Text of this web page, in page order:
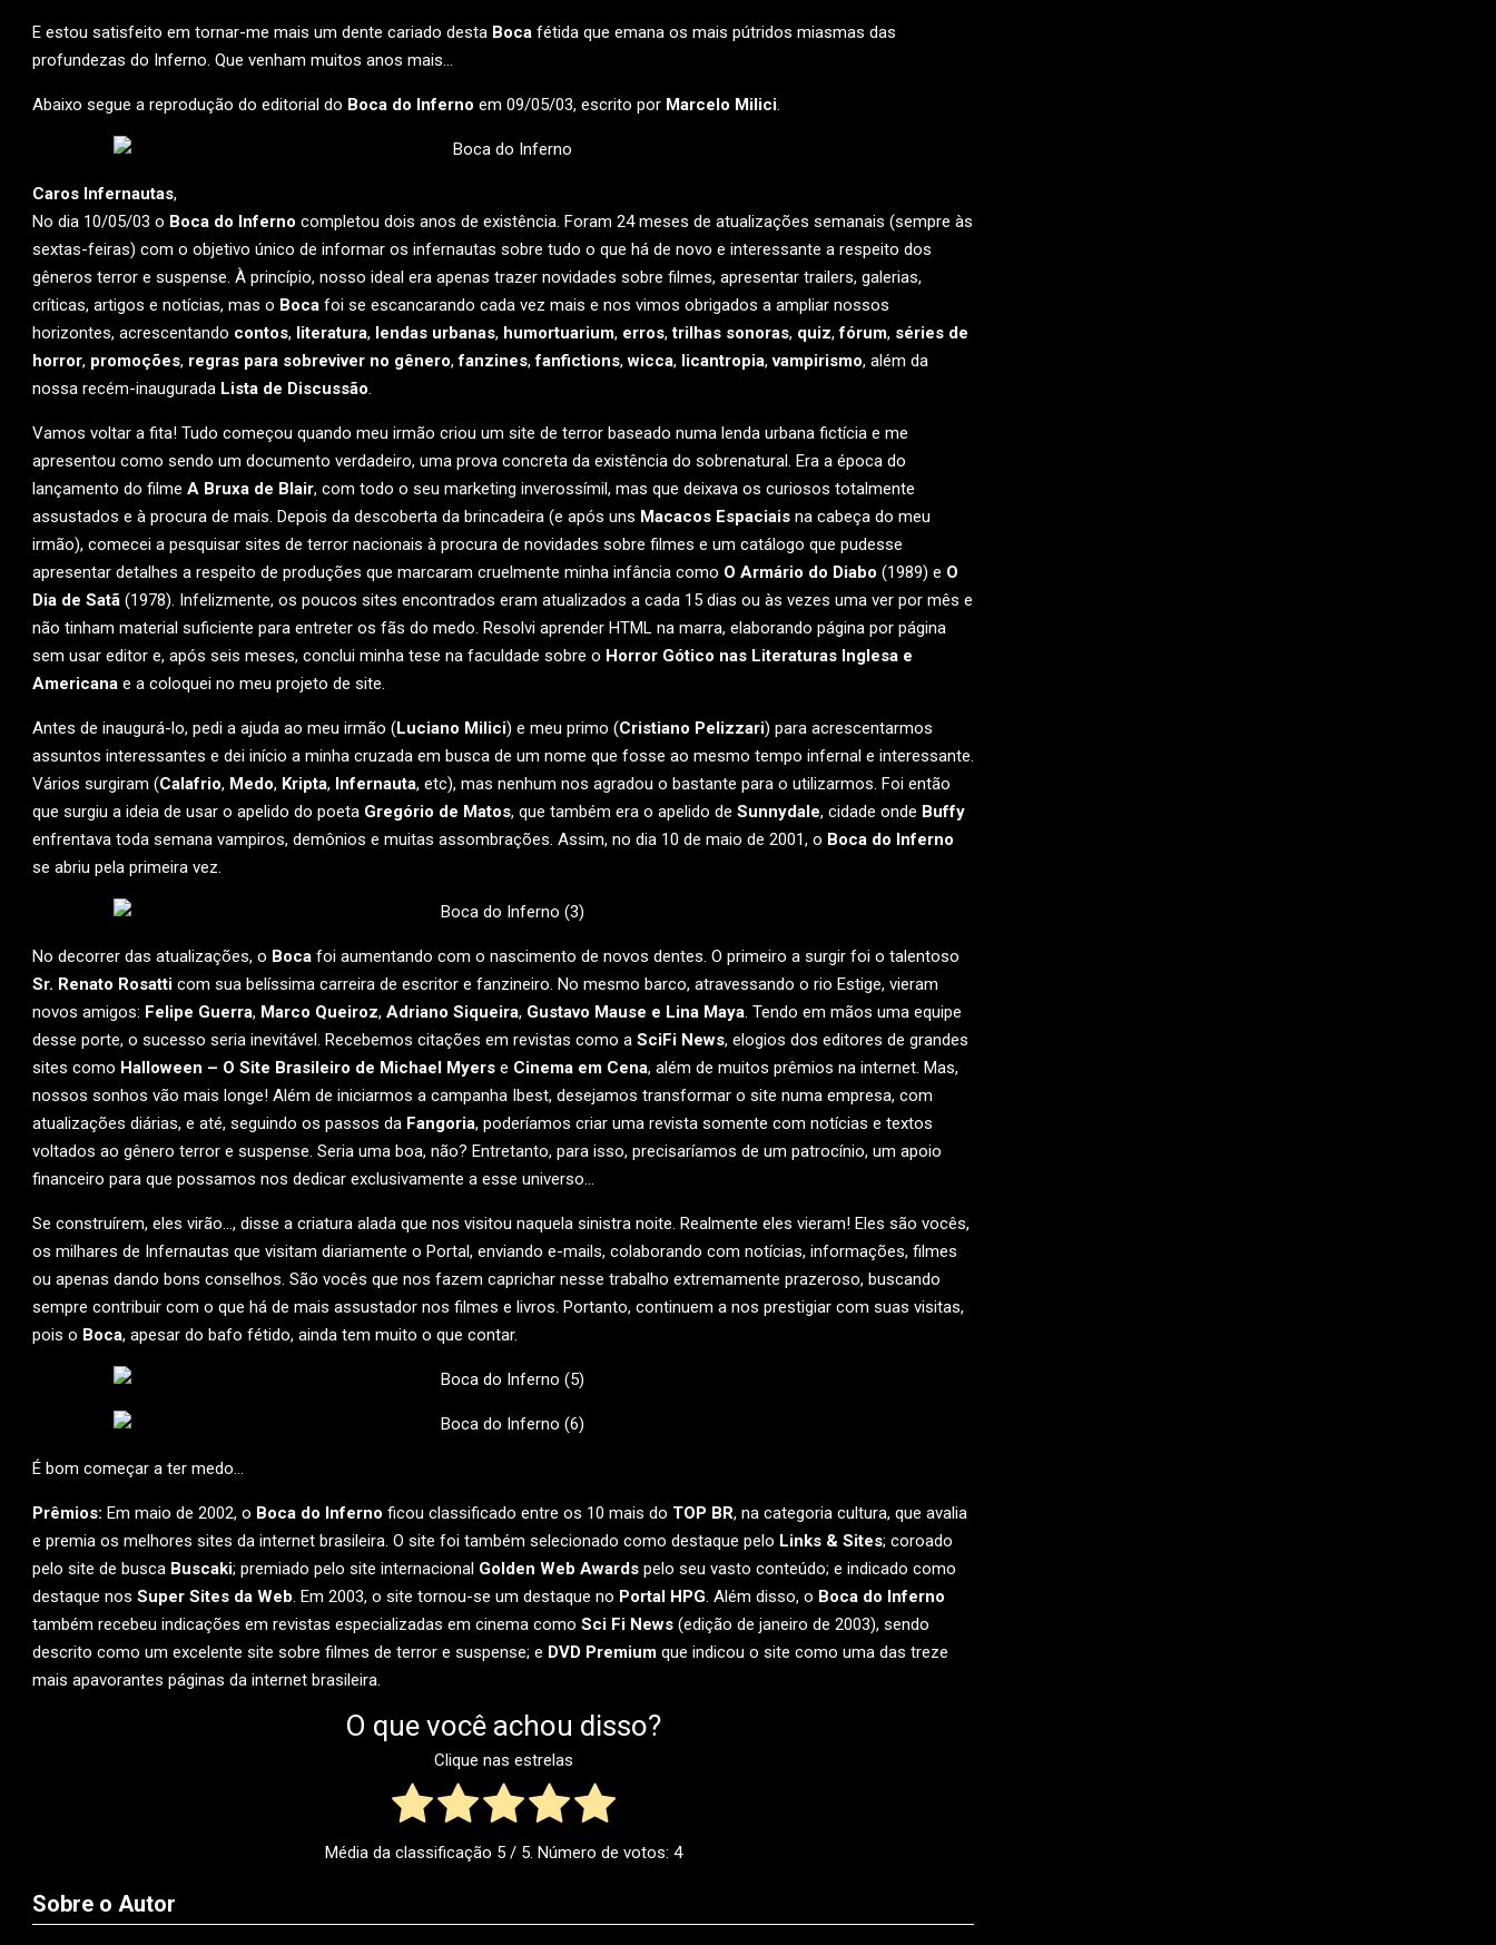
E estou satisfeito em tornar-me mais um dente cariado desta Boca fétida que emana os mais pútridos miasmas das
profundezas do Inferno. Que venham muitos anos mais…
Abaixo segue a reprodução do editorial do Boca do Inferno em 09/05/03, escrito por Marcelo Milici.
Caros Infernautas,
No dia 10/05/03 o Boca do Inferno completou dois anos de existência. Foram 24 meses de atualizações semanais (sempre às
sextas-feiras) com o objetivo único de informar os infernautas sobre tudo o que há de novo e interessante a respeito dos
gêneros terror e suspense. À princípio, nosso ideal era apenas trazer novidades sobre filmes, apresentar trailers, galerias,
críticas, artigos e notícias, mas o Boca foi se escancarando cada vez mais e nos vimos obrigados a ampliar nossos
horizontes, acrescentando contos, literatura, lendas urbanas, humortuarium, erros,trilhas sonoras, quiz,fórum, séries de
horror, promoções, regras para sobreviver no gênero,fanzines,fanfictions,wicca, licantropia,vampirismo, além da
nossa recém-inaugurada Lista de Discussão.
Vamos voltar a fita! Tudo começou quando meu irmão criou um site de terror baseado numa lenda urbana fictícia e me
apresentou como sendo um documento verdadeiro, uma prova concreta da existência do sobrenatural. Era a época do
lançamento do filme A Bruxa de Blair, com todo o seu marketing inverossímil, mas que deixava os curiosos totalmente
assustados e à procura de mais. Depois da descoberta da brincadeira (e após uns Macacos Espaciais na cabeça do meu
irmão), comecei a pesquisar sites de terror nacionais à procura de novidades sobre filmes e um catálogo que pudesse
apresentar detalhes a respeito de produções que marcaram cruelmente minha infância como O Armário do Diabo (1989) e O
Dia de Satã (1978). Infelizmente, os poucos sites encontrados eram atualizados a cada 15 dias ou às vezes uma ver por mês e
não tinham material suficiente para entreter os fãs do medo. Resolvi aprender HTML na marra, elaborando página por página
sem usar editor e, após seis meses, conclui minha tese na faculdade sobre o Horror Gótico nas Literaturas Inglesa e
Americana e a coloquei no meu projeto de site.
Antes de inaugurá-lo, pedi a ajuda ao meu irmão (Luciano Milici) e meu primo (Cristiano Pelizzari) para acrescentarmos
assuntos interessantes e dei início a minha cruzada em busca de um nome que fosse ao mesmo tempo infernal e interessante.
Vários surgiram (Calafrio, Medo, Kripta, Infernauta, etc), mas nenhum nos agradou o bastante para o utilizarmos. Foi então
que surgiu a ideia de usar o apelido do poeta Gregório de Matos, que também era o apelido de Sunnydale, cidade onde Buffy
enfrentava toda semana vampiros, demônios e muitas assombrações. Assim, no dia 10 de maio de 2001, o Boca do Inferno
se abriu pela primeira vez.
No decorrer das atualizações, o Boca foi aumentando com o nascimento de novos dentes. O primeiro a surgir foi o talentoso
Sr. Renato Rosatti com sua belíssima carreira de escritor e fanzineiro. No mesmo barco, atravessando o rio Estige, vieram
novos amigos: Felipe Guerra, Marco Queiroz, Adriano Siqueira, Gustavo Mause e Lina Maya. Tendo em mãos uma equipe
desse porte, o sucesso seria inevitável. Recebemos citações em revistas como a SciFi News, elogios dos editores de grandes
sites como Halloween – O Site Brasileiro de Michael Myers e Cinema em Cena, além de muitos prêmios na internet. Mas,
nossos sonhos vão mais longe! Além de iniciarmos a campanha Ibest, desejamos transformar o site numa empresa, com
atualizações diárias, e até, seguindo os passos da Fangoria, poderíamos criar uma revista somente com notícias e textos
voltados ao gênero terror e suspense. Seria uma boa, não? Entretanto, para isso, precisaríamos de um patrocínio, um apoio
financeiro para que possamos nos dedicar exclusivamente a esse universo…
Se construírem, eles virão…, disse a criatura alada que nos visitou naquela sinistra noite. Realmente eles vieram! Eles são vocês,
os milhares de Infernautas que visitam diariamente o Portal, enviando e-mails, colaborando com notícias, informações, filmes
ou apenas dando bons conselhos. São vocês que nos fazem caprichar nesse trabalho extremamente prazeroso, buscando
sempre contribuir com o que há de mais assustador nos filmes e livros. Portanto, continuem a nos prestigiar com suas visitas,
pois o Boca, apesar do bafo fétido, ainda tem muito o que contar.
É bom começar a ter medo…
Prêmios: Em maio de 2002, o Boca do Inferno ficou classificado entre os 10 mais do TOP BR, na categoria cultura, que avalia
e premia os melhores sites da internet brasileira. O site foi também selecionado como destaque pelo Links & Sites; coroado
pelo site de busca Buscaki; premiado pelo site internacional Golden Web Awards pelo seu vasto conteúdo; e indicado como
destaque nos Super Sites da Web. Em 2003, o site tornou-se um destaque no Portal HPG. Além disso, o Boca do Inferno
também recebeu indicações em revistas especializadas em cinema como Sci Fi News (edição de janeiro de 2003), sendo
descrito como um excelente site sobre filmes de terror e suspense; e DVD Premium que indicou o site como uma das treze
mais apavorantes páginas da internet brasileira.
O que você achou disso?
Clique nas estrelas
Média da classificação 5/ 5. Número de votos: 4
Sobre o Autor